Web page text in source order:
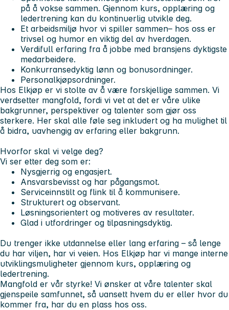
på å vokse sammen. Gjennom kurs, opplæring og
ledertrening kan du kontinuerlig utvikle deg.
Et arbeidsmiljø hvor vi spiller sammen– hos oss er
trivsel og humor en viktig del av hverdagen.
Verdifull erfaring fra å jobbe med bransjens dyktigste
medarbeidere.
Konkurransedyktig lønn og bonusordninger.
Personalkjøpsordninger.
Hos Elkjøp er vi stolte av å være forskjellige sammen. Vi
verdsetter mangfold, fordi vi vet at det er våre ulike
bakgrunner, perspektiver og talenter som gjør oss
sterkere. Her skal alle føle seg inkludert og ha mulighet til
å bidra, uavhengig av erfaring eller bakgrunn.
Hvorfor skal vi velge deg?
Vi ser etter deg som er:
Nysgjerrig og engasjert.
Ansvarsbevisst og har pågangsmot.
Serviceinnstilt og flink til å kommunisere.
Strukturert og observant.
Løsningsorientert og motiveres av resultater.
Glad i utfordringer og tilpasningsdyktig.
Du trenger ikke utdannelse eller lang erfaring – så lenge
du har viljen, har vi veien. Hos Elkjøp har vi mange interne
utviklingsmuligheter gjennom kurs, opplæring og
ledertrening.
Mangfold er vår styrke! Vi ønsker at våre talenter skal
gjenspeile samfunnet, så uansett hvem du er eller hvor du
kommer fra, har du en plass hos oss.